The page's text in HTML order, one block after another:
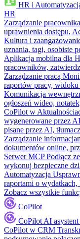
HR i
HR
Zarządzanie
uprawnienia dostępu,
Kultura i
uznania, tagi, osobiste
Aplikacja mobilna dla
pracowników,
Zarządzanie pracą
raportów pracy, widoku
Komunikacja
ogłoszeń wideo,
CoPilot w
wygenerowane przez
pisane przez AI,
Zarządzanie
dokumentów online,
Serwer MCP Podłącz
wykonuj bezpieczne
Automatyzacja
raportami o
Zobacz wszystkie
CoPilot
CoPilot AI
CoPilot w CRM